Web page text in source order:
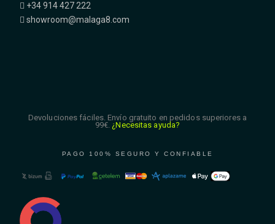
+34 914 427 222
showroom@malaga8.com
Devoluciones fáciles. Envío gratuito en pedidos superiores a
99€. ¿Necesitas ayuda?
PAGO 100% SEGURO Y CONFIABLE